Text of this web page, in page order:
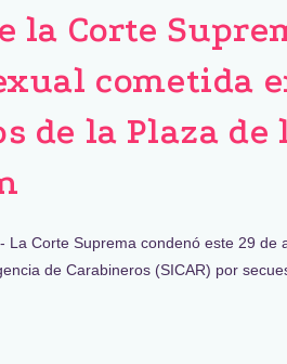
la Corte
cometida
de la Plaza de
La Corte Suprema condenó este 29 de
de Carabineros (SICAR) por